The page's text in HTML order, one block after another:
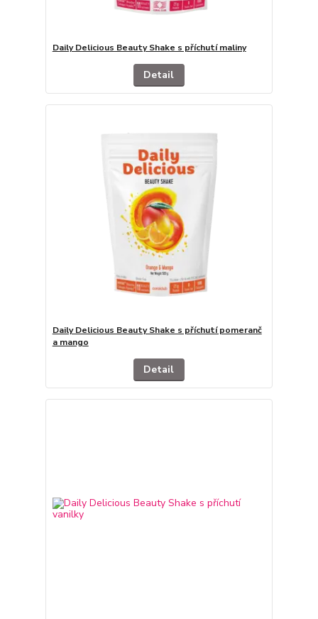
Daily Delicious Beauty Shake s příchutí maliny
Detail
Daily Delicious Beauty Shake s příchutí pomeranč
a mango
Detail